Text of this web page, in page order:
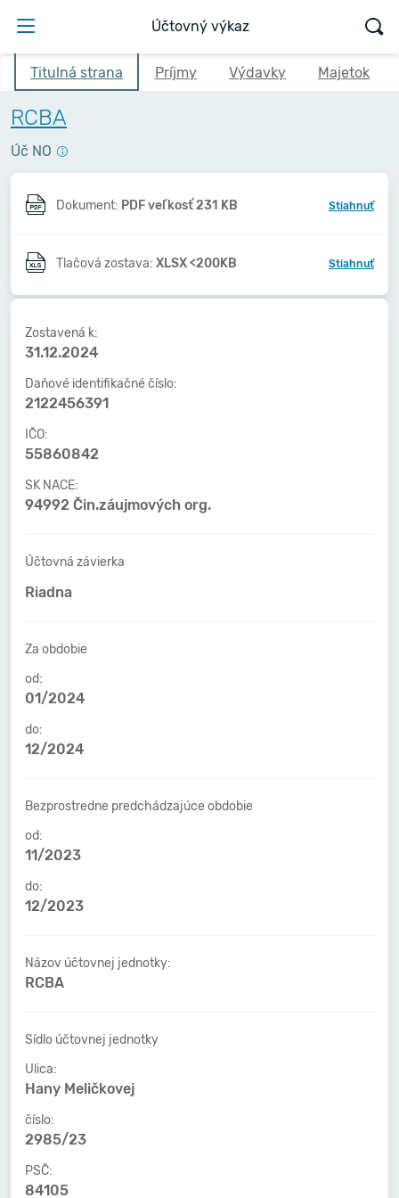
Účtovný výkaz
Titulná strana Príjmy Výdavky Majetok
RCBA
Úč NO
Dokument: PDF veľkosť 231 KB Stiahnuť
Tlačová zostava: XLSX <200KB Stiahnuť
Zostavená k:
31.12.2024
Daňové identifikačné číslo:
2122456391
IČO:
55860842
SK NACE:
94992 Čin.záujmových org.
Účtovná závierka
Riadna
Za obdobie
od:
01/2024
do:
12/2024
Bezprostredne predchádzajúce obdobie
od:
11/2023
do:
12/2023
Názov účtovnej jednotky:
RCBA
Sídlo účtovnej jednotky
Ulica:
Hany Meličkovej
číslo:
2985/23
PSČ:
84105